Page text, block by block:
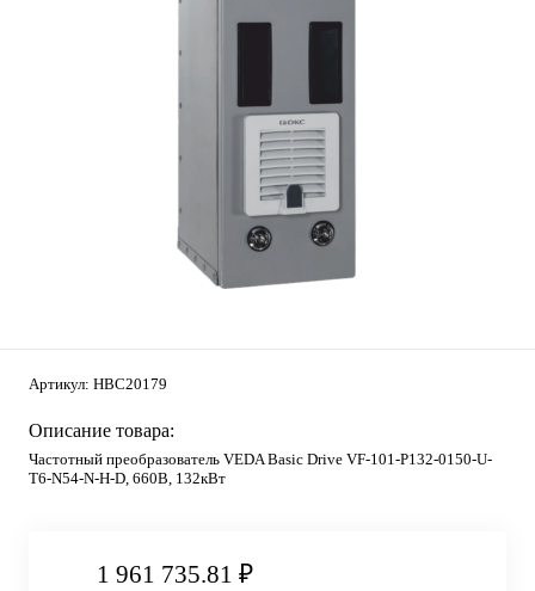
Артикул: HBC20179
Описание товара:
Частотный преобразователь VEDA Basic Drive VF-101-P132-0150-U-
T6-N54-N-H-D, 660В, 132кВт
1 961 735.81 ₽